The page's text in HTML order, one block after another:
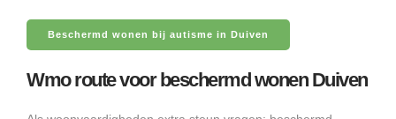
Beschermd wonen bij autisme in Duiven
Wmo route voor beschermd wonen Duiven